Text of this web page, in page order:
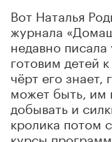
Вот Наталья
журнала
недавно
готовим детей
чёрт его знает,
может быть, им
добывать и
кролика потом
курсы